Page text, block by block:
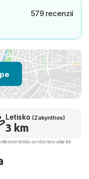
579 recenzií
Letisko (Zakynthos)
3 km
letisku sa môžu tieto údaje líšiť.